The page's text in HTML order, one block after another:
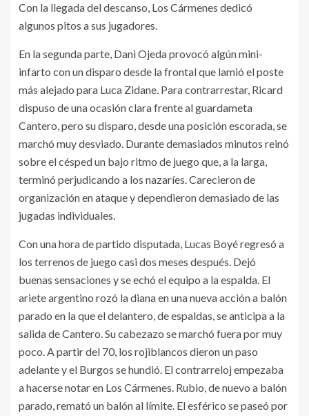
Con la llegada del descanso, Los Cármenes dedicó
algunos pitos a sus jugadores.
En la segunda parte, Dani Ojeda provocó algún mini-
infarto con un disparo desde la frontal que lamió el poste
más alejado para Luca Zidane. Para contrarrestar, Ricard
dispuso de una ocasión clara frente al guardameta
Cantero, pero su disparo, desde una posición escorada, se
marchó muy desviado. Durante demasiados minutos reinó
sobre el césped un bajo ritmo de juego que, a la larga,
terminó perjudicando a los nazaríes. Carecieron de
organización en ataque y dependieron demasiado de las
jugadas individuales.
Con una hora de partido disputada, Lucas Boyé regresó a
los terrenos de juego casi dos meses después. Dejó
buenas sensaciones y se echó el equipo a la espalda. El
ariete argentino rozó la diana en una nueva acción a balón
parado en la que el delantero, de espaldas, se anticipa a la
salida de Cantero. Su cabezazo se marchó fuera por muy
poco. A partir del 70, los rojiblancos dieron un paso
adelante y el Burgos se hundió. El contrarreloj empezaba
a hacerse notar en Los Cármenes. Rubio, de nuevo a balón
parado, remató un balón al límite. El esférico se paseó por